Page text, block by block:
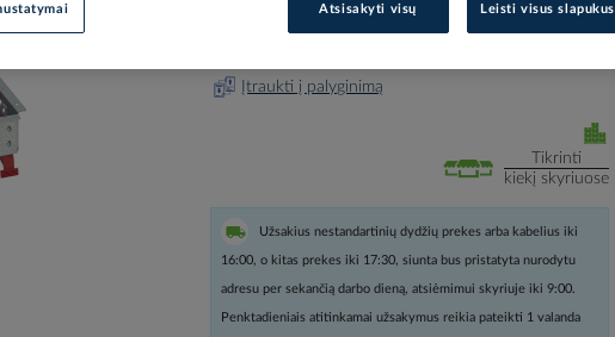
Įtraukti į palyginimą
Tikrinti
kiekį skyriuose
Užsakius nestandartinių dydžių prekes arba kabelius iki
16:00, o kitas prekes iki 17:30, siunta bus pristatyta nurodytu
adresu per sekančią darbo dieną, atsiėmimui skyriuje iki 9:00.
Penktadieniais atitinkamai užsakymus reikia pateikti 1 valanda
Atsisakyti visų Leisti visus slapukus